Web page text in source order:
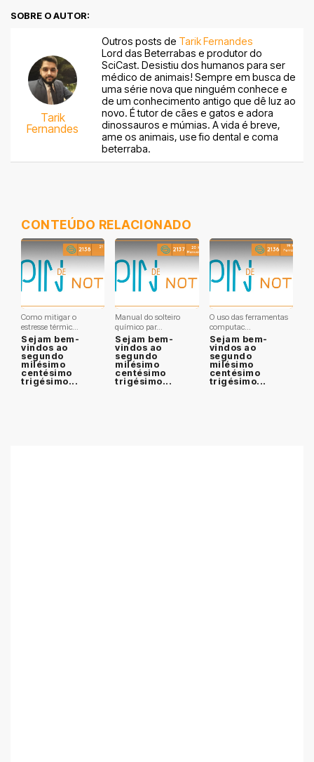
SOBRE O AUTOR:
Tarik
Fernandes
Outros posts de Tarik Fernandes
Lord das Beterrabas e produtor do
SciCast. Desistiu dos humanos para ser
médico de animais! Sempre em busca de
uma série nova que ninguém conhece e
de um conhecimento antigo que dê luz ao
novo. É tutor de cães e gatos e adora
dinossauros e múmias. A vida é breve,
ame os animais, use fio dental e coma
beterraba.
CONTEÚDO RELACIONADO
Como mitigar o
estresse térmic...
Sejam bem-
vindos ao
segundo
milésimo
centésimo
trigésimo...
Manual do solteiro
químico par...
Sejam bem-
vindos ao
segundo
milésimo
centésimo
trigésimo...
O uso das ferramentas
computac...
Sejam bem-
vindos ao
segundo
milésimo
centésimo
trigésimo...